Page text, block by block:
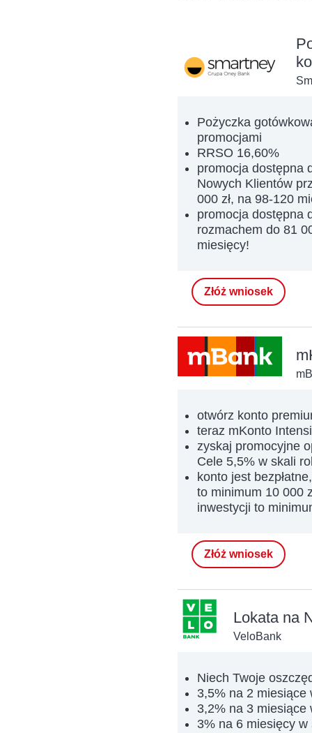
Pożyczka
promocjami
RRSO 16,60%
promocja dostępna
Nowych Klientów
000 zł, na 98-120
promocja dostępna
rozmachem do 81
miesięcy!
Złóż wniosek
otwórz konto
teraz mKonto
zyskaj promocyjne
Cele 5,5% w skali
konto jest
to minimum 10 000
inwestycji to
Złóż wniosek
Lokata na
VeloBank
Niech Twoje
3,5% na 2 miesiące
3,2% na 3 miesiące
3% na 6 miesięcy w